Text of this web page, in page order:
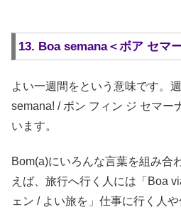
13. Boa semana＜ボア セマ
よい一週間をという意味です。
semana! / ボン フィン ジ セマー
います。
Bom(a)にいろんな言葉を組み合
えば、旅行へ行く人には「Boa
ェン / よい旅を」仕事に行く人